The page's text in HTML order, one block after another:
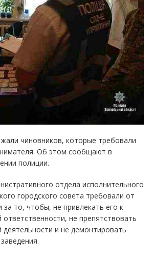
чиновников, которые требовали
Об этом сообщают в
полиции.
отдела исполнительного
городского совета требовали от
за то, чтобы, не привлекать его к
не препятствовать
деятельности и не демонтировать